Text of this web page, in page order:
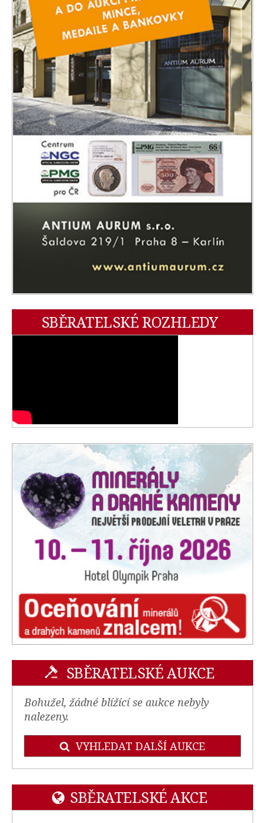
SBĚRATELSKÉ ROZHLEDY
SBĚRATELSKÉ AUKCE
Bohužel, žádné blížící se aukce nebyly
nalezeny.
VYHLEDAT DALŠÍ AUKCE
SBĚRATELSKÉ AKCE